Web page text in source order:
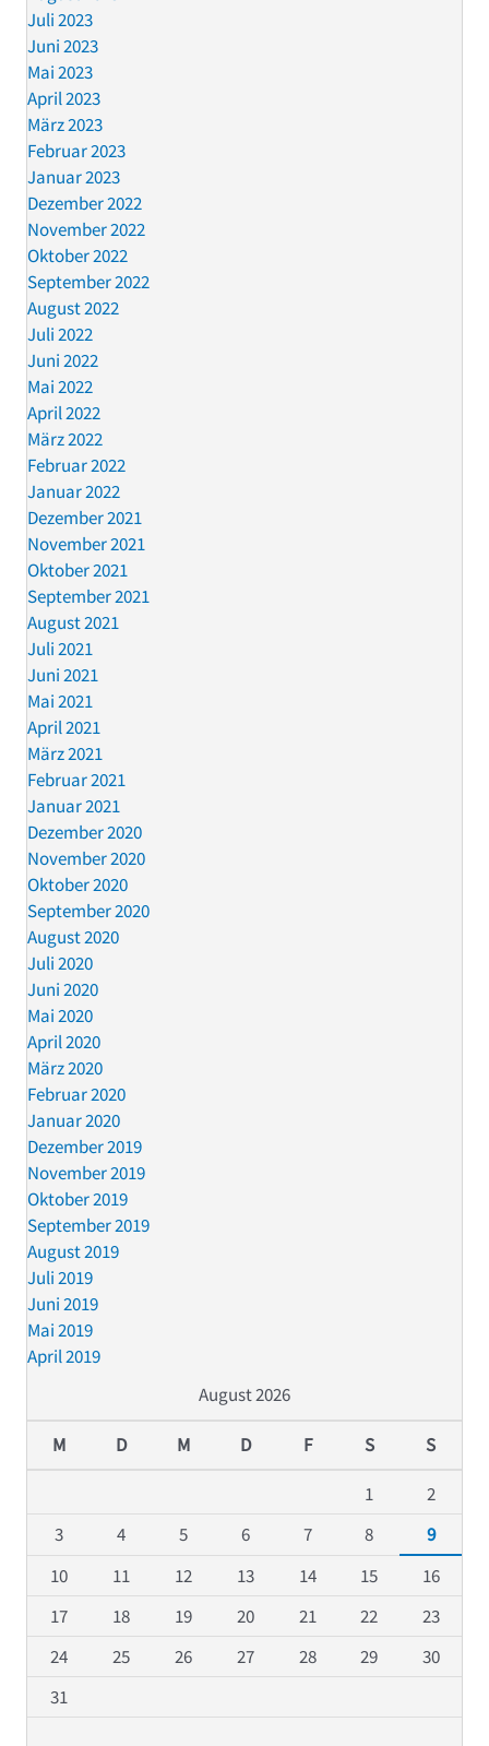
Juli 2023
Juni 2023
Mai 2023
April 2023
März 2023
Februar 2023
Januar 2023
Dezember 2022
November 2022
Oktober 2022
September 2022
August 2022
Juli 2022
Juni 2022
Mai 2022
April 2022
März 2022
Februar 2022
Januar 2022
Dezember 2021
November 2021
Oktober 2021
September 2021
August 2021
Juli 2021
Juni 2021
Mai 2021
April 2021
März 2021
Februar 2021
Januar 2021
Dezember 2020
November 2020
Oktober 2020
September 2020
August 2020
Juli 2020
Juni 2020
Mai 2020
April 2020
März 2020
Februar 2020
Januar 2020
Dezember 2019
November 2019
Oktober 2019
September 2019
August 2019
Juli 2019
Juni 2019
Mai 2019
April 2019
August 2026
M D M D F S S
1
2
3
4 5 6 7 8
9
10
11 12 13 14 15
16
17
18 19 20 21 22
23
24
25 26 27 28 29
30
31